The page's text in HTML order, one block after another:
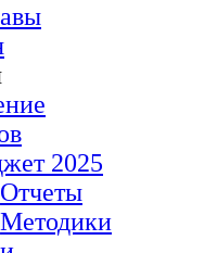
2025
Отчеты
Методики